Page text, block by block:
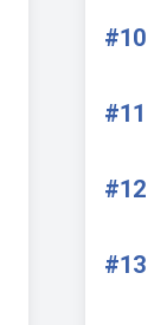
#10
#11
#12
#13